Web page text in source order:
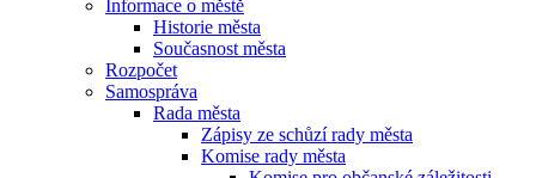
Informace o městě
Historie města
Současnost města
Rozpočet
Samospráva
Rada města
Zápisy ze schůzí rady města
Komise rady města